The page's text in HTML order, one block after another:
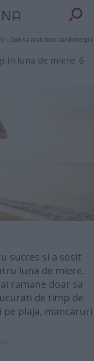
› Cum sa arati bine cand mergi
in luna de miere: 6
succes si a sosit
luna de miere.
ramane doar sa
de timp de
plaja, mancaruri